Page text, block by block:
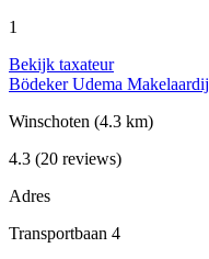
1
Bekijk taxateur
Bödeker Udema Makelaardij
Winschoten (4.3 km)
4.3 (20 reviews)
Adres
Transportbaan 4